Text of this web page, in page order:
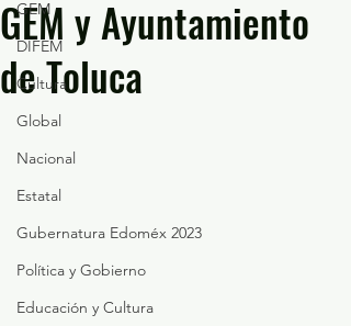
GEM
DIFEM
Cultura
Global
Nacional
Estatal
Gubernatura Edoméx 2023
Política y Gobierno
Educación y Cultura
GEM y Ayuntamiento
de Toluca